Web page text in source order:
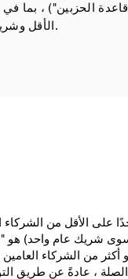
الحزبين") ، بما
الأقل وشريك واحد محدود على الأقل.
على الأقل من الشركاء
أكثر من الشركاء